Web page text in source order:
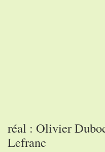
réal : Olivier
Lefranc